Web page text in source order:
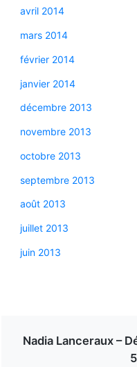
avril 2014
mars 2014
février 2014
janvier 2014
décembre 2013
novembre 2013
octobre 2013
septembre 2013
août 2013
juillet 2013
juin 2013
Nadia Lanceraux –